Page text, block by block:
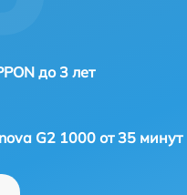
до 3 лет
G2 1000 от 35 минут